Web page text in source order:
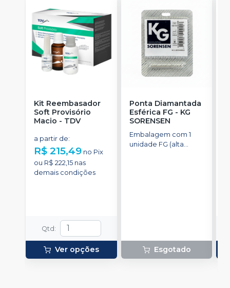
Kit Reembasador
Soft Provisório
Macio - TDV
a partir de:
R$ 215,49 no Pix
ou R$ 222,15 nas
demais condições
Qtd:
Ver opções
Ponta Diamantada
Esférica FG - KG
SORENSEN
Embalagem com 1
unidade FG (alta
Esgotado